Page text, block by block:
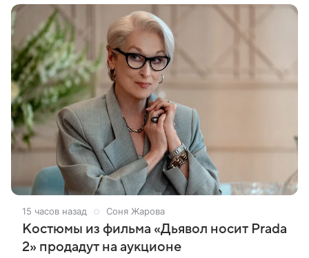
15 часов назад Соня Жарова
Костюмы из фильма «Дьявол носит Prada
2» продадут на аукционе